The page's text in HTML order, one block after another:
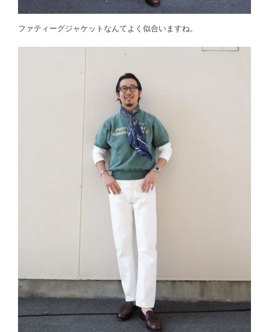
ファティーグジャケットなんてよく似合いますね。